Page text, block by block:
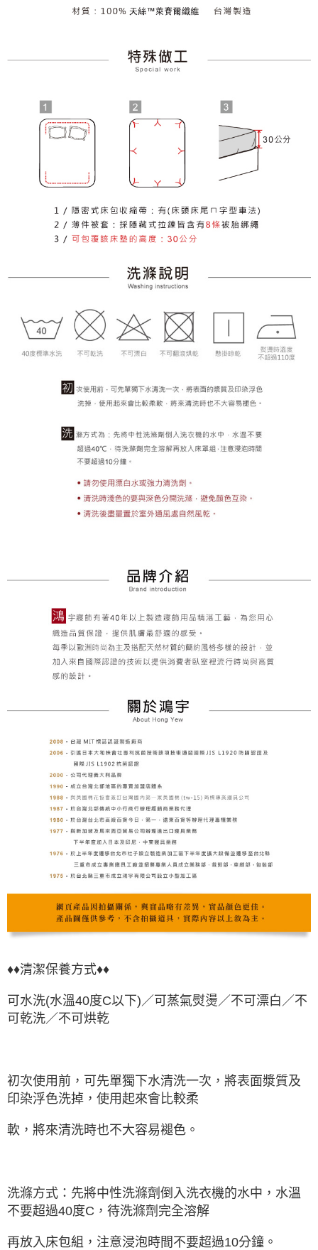
♦♦清潔保養方式♦♦
可水洗(水溫40度C以下)／可蒸氣熨燙／不可漂白／不
可乾洗／不可烘乾
初次使用前，可先單獨下水清洗一次，將表面漿質及
印染浮色洗掉，使用起來會比較柔
軟，將來清洗時也不大容易褪色。
洗滌方式：先將中性洗滌劑倒入洗衣機的水中，水溫
不要超過40度C，待洗滌劑完全溶解
再放入床包組，注意浸泡時間不要超過10分鐘。